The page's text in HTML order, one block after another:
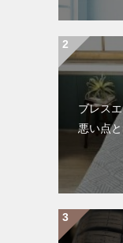
ブレス
悪い点